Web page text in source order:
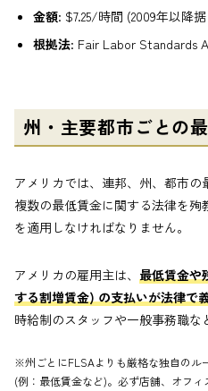
金額: $7.25/時間 (2009年以降
根拠法: Fair Labor Standards
州・主要都市ごとの
アメリカでは、連邦、州、都市の
複数の最低賃金に関する法律を
を適用しなければなりません。
アメリカの雇用主は、 最低賃金や
する割増賃金) の支払いが法律で
時給制のスタッフや一般事務職な
※州ごとにFLSAよりも厳格な独自のル
(例：最低賃金など)。必ず店舗、オフ